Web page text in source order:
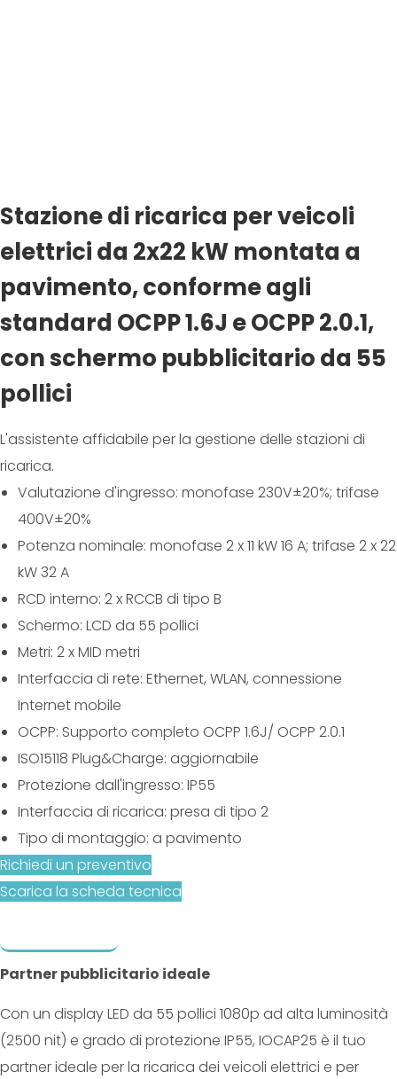
Stazione di ricarica per veicoli
elettrici da 2x22 kW montata a
pavimento, conforme agli
standard OCPP 1.6J e OCPP 2.0.1,
con schermo pubblicitario da 55
pollici
L'assistente affidabile per la gestione delle stazioni di
ricarica.
Valutazione d'ingresso: monofase 230V±20%; trifase
400V±20%
Potenza nominale: monofase 2 x 11 kW 16 A; trifase 2 x 22
kW 32 A
RCD interno: 2 x RCCB di tipo B
Schermo: LCD da 55 pollici
Metri: 2 x MID metri
Interfaccia di rete: Ethernet, WLAN, connessione
Internet mobile
OCPP: Supporto completo OCPP 1.6J/ OCPP 2.0.1
ISO15118 Plug&Charge: aggiornabile
Protezione dall'ingresso: IP55
Interfaccia di ricarica: presa di tipo 2
Tipo di montaggio: a pavimento
Richiedi un preventivo
Scarica la scheda tecnica
Partner pubblicitario ideale
Con un display LED da 55 pollici 1080p ad alta luminosità
(2500 nit) e grado di protezione IP55, IOCAP25 è il tuo
partner ideale per la ricarica dei veicoli elettrici e per